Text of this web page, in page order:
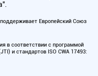
Европейский Союз
в соответствии с программой
и стандартов ISO CWA 17493: